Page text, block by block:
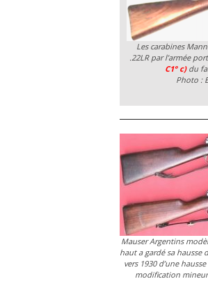
Les carabines
.22LR par l’armée
C1° c)du
Photo :
Mauser Argentins
haut a gardé sa hausse
vers 1930 d’une
modification